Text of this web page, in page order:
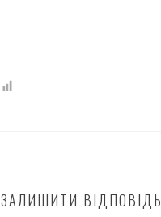
ЗАЛИШИТИ ВІДПОВІДЬ